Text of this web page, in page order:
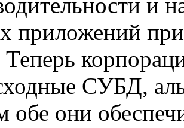
приложений
Теперь
СУБД,
обе они